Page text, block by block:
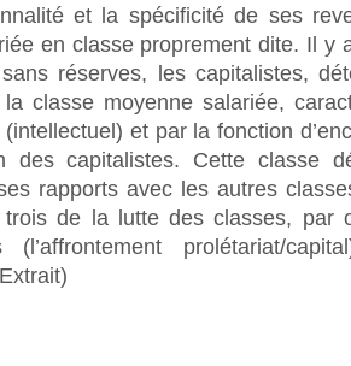
et la spécificité de ses
en classe proprement dite. Il y
réserves, les capitalistes,
classe moyenne salariée,
et par la fonction
des capitalistes. Cette classe
rapports avec les autres
de la lutte des classes, par
(l’affrontement prolétariat/